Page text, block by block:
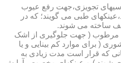
تجویزی،جهت رفع عیوب
طبی می گویند؛ که در
ساخته می شوند.
مرطوب ( جهت جلوگیری از اشک
( برای موارد کم بینایی و یا
که قرار است مدت زیادی به